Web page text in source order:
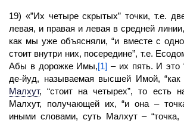
19) «”Их четыре скрытых” точки, т.е.
левая, и правая и левая в средней
как мы уже объясняли, “и вместе с
стоит внутри них, посередине”, т.е.
Абы в дорожке Имы,[1]
Малхут, “стоит на четырех”, то есть
Малхут, получающей их, “и она –
иными словами, суть Малхут – “точка,